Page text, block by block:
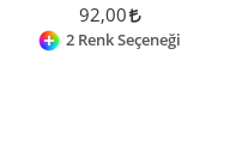
92,00
2 Renk Seçeneği